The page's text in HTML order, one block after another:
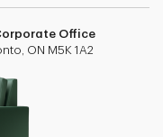
Office
ON M5K 1A2